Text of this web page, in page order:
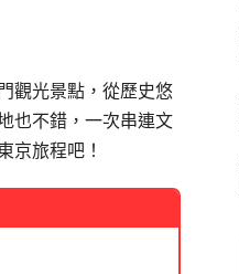
觀光景點，從歷史悠
也不錯，一次串連文
京旅程吧！